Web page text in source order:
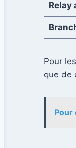
Relay
Pour
que de
Pour